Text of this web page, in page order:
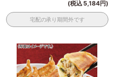
(税込 5,184円)
宅配の承り期間外です